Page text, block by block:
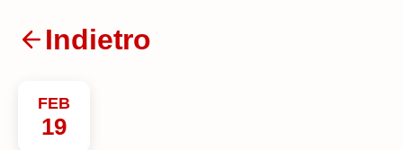
Indietro
FEB
19